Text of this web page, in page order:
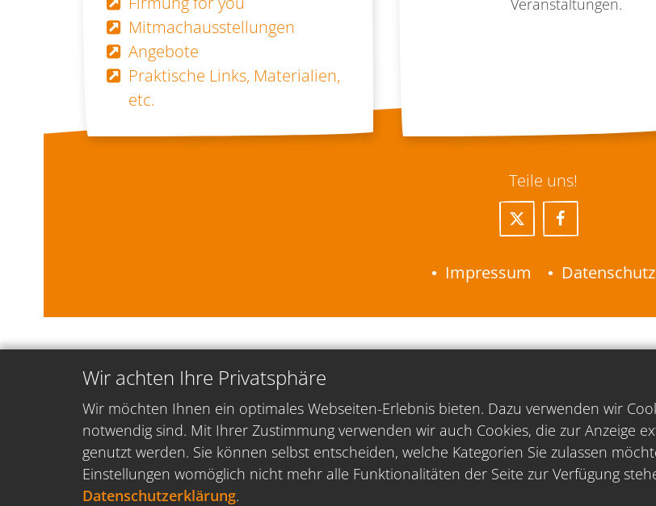
Wir achten Ihre Privatsphäre
Wir möchten Ihnen ein optimales Webseiten-Erlebnis bieten. Dazu verwenden wir
notwendig sind. Mit Ihrer Zustimmung verwenden wir auch Cookies, die zur Anzeige
genutzt werden. Sie können selbst entscheiden, welche Kategorien Sie zulassen
Einstellungen womöglich nicht mehr alle Funktionalitäten der Seite zur Verfügung
Datenschutzerklärung.
Mitmachausstellungen
Angebote
Praktische Links, Materialien,
etc.
Veranstaltungen.
Teile uns!
Impressum Datenschutz